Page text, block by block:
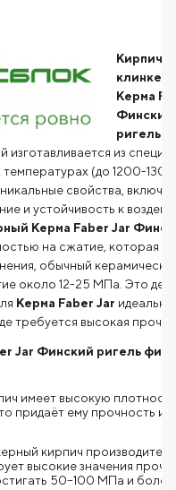
Кирпич
Керма
Финский
ригель
из
(до 1200-1300
свойства, включая
и устойчивость к
Керма Faber Jar
на сжатие, которая
обычный
около 12-25 МПа. Это
Керма Faber Jar
требуется высокая
Jar Финский ригель
имеет высокую плотность
придаёт ему прочность и
кирпич производителя
высокие значения
50–100 МПа и